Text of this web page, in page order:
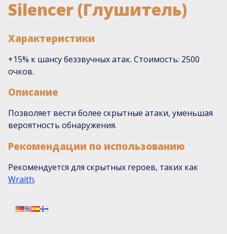
Silencer (Глушитель)
Характеристики
+15% к шансу беззвучных атак. Стоимость: 2500
очков.
Описание
Позволяет вести более скрытные атаки, уменьшая
вероятность обнаружения.
Рекомендации по использованию
Рекомендуется для скрытных героев, таких как
Wraith.